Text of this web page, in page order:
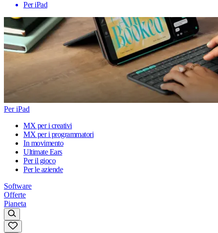
Per iPad
Per iPad
MX per i creativi
MX per i programmatori
In movimento
Ultimate Ears
Per il gioco
Per le aziende
Software
Offerte
Pianeta